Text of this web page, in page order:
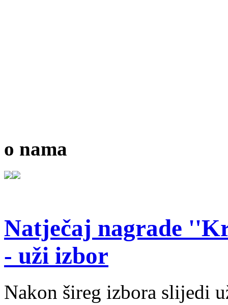
o nama
Natječaj nagrade
- uži izbor
Nakon šireg izbora slijedi